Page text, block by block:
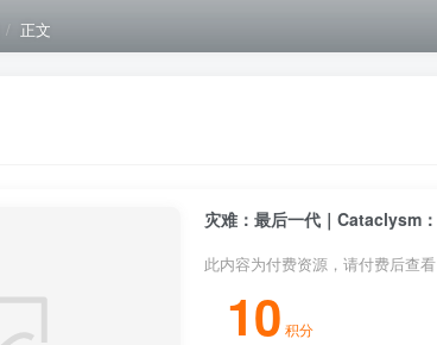
正文
此内容为付费资源，请付费后查看
10 积分